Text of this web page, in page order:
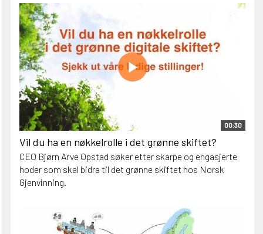
00:30
Vil du ha en nøkkelrolle i det grønne skiftet?
CEO Bjørn Arve Opstad søker etter skarpe og engasjerte
hoder som skal bidra til det grønne skiftet hos Norsk
Gjenvinning.